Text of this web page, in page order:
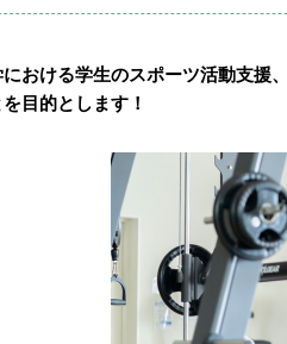
おける学生のスポーツ活動支援
目的とします！